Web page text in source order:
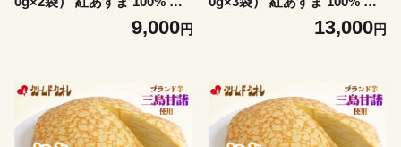
島産 さつま芋 みしまかんし
ょ 国産 芋ペースト さつまい
食 お菓子作り パン作り 芋ジ
ャム 保存料・添加物不使用
業務用 老舗 製餡所 甲石製餡
三島市 静岡県
9,000円
島産 さつま芋 みしまかんし
ょ 国産 芋ペースト さつまい
食 お菓子作り パン作り 芋ジ
ャム 保存料・添加物不使用
業務用 老舗 製餡所 甲石製餡
三島市 静岡県
13,000円